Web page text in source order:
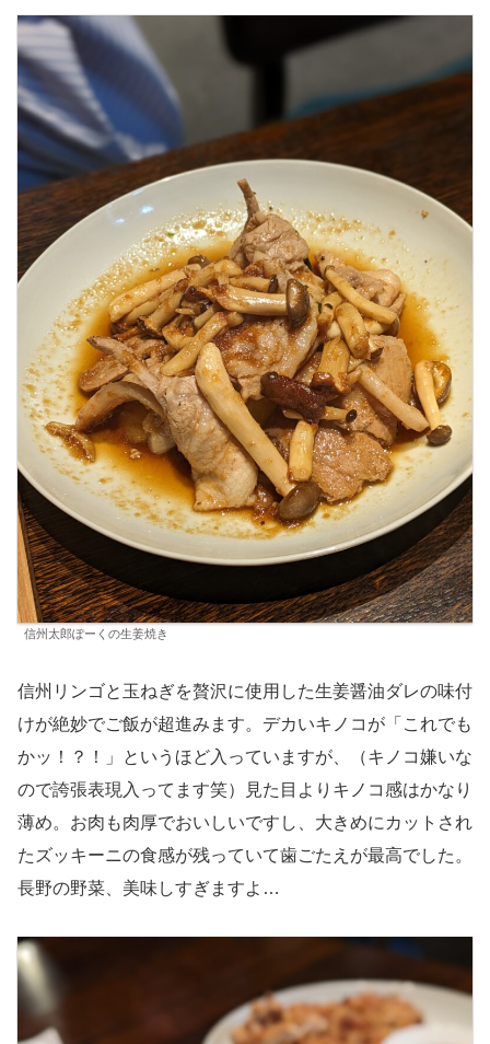
信州太郎ぽーくの生姜焼き
信州リンゴと玉ねぎを贅沢に使用した生姜醤油ダレの味付
けが絶妙でご飯が超進みます。デカいキノコが「これでも
かッ！？！」というほど入っていますが、（キノコ嫌いな
ので誇張表現入ってます笑）見た目よりキノコ感はかなり
薄め。お肉も肉厚でおいしいですし、大きめにカットされ
たズッキーニの食感が残っていて歯ごたえが最高でした。
長野の野菜、美味しすぎますよ…